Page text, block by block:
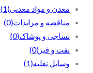
معدن و مواد معدنی(1)
مناقصه و مزایدات(0)
نساجی و پوشاک(0)
نفت و قیر (0)
وسایل نقلیه(1)